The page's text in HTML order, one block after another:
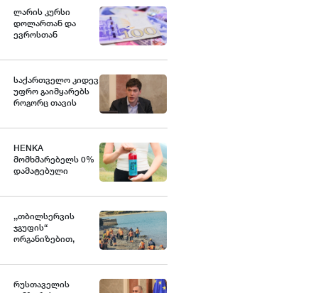
შეიძენს და
სახელმწიფო
პროგრამაში
მიქაუტაძე
ლარის კურსი
დოლართან და
ევროსთან
საქართველო კიდევ
უფრო გაიმყარებს
როგორც თავის
გეოპოლიტიკურ
საერთაშორისო
მსოფლიო წესრიგში
- ნოდარ ბოკერია
HENKA
მომხმარებელს 0%
დამატებული
პროდუქტს
,,თბილსერვის
ჯგუფის“
ორგანიზებით,
მიმდებარე
დასუფთავების
რუსთაველის